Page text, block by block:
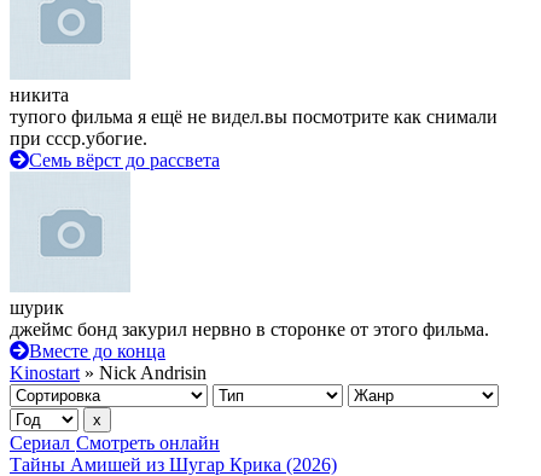
никита
тупого фильма я ещё не видел.вы посмотрите как снимали
при ссср.убогие.
Семь вёрст до рассвета
шурик
джеймс бонд закурил нервно в сторонке от этого фильма.
Вместе до конца
Kinostart » Nick Andrisin
Сериал Смотреть онлайн
Тайны Амишей из Шугар Крика (2026)